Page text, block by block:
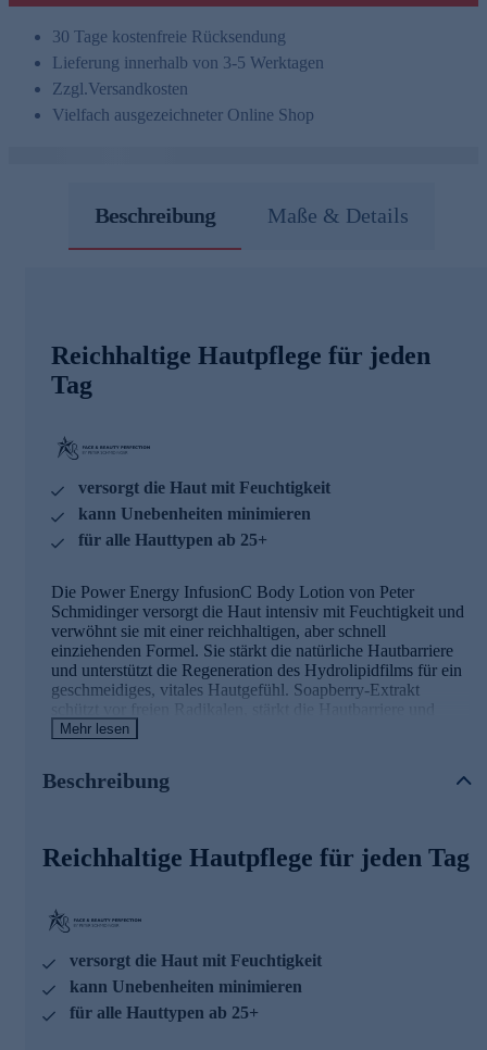
30 Tage kostenfreie Rücksendung
Lieferung innerhalb von 3-5 Werktagen
Zzgl.Versandkosten
Vielfach ausgezeichneter Online Shop
Beschreibung Maße & Details
Reichhaltige Hautpflege für jeden
Tag
versorgt die Haut mit Feuchtigkeit
kann Unebenheiten minimieren
für alle Hauttypen ab 25+
Die Power Energy InfusionC Body Lotion von Peter
Schmidinger versorgt die Haut intensiv mit Feuchtigkeit und
verwöhnt sie mit einer reichhaltigen, aber schnell
einziehenden Formel. Sie stärkt die natürliche Hautbarriere
und unterstützt die Regeneration des Hydrolipidfilms für ein
geschmeidiges, vitales Hautgefühl. Soapberry-Extrakt
schützt vor freien Radikalen, stärkt die Hautbarriere und
bewahrt die Haut vor Umwelteinflüssen. Die sanfte Massage
POWER INFUSION COMPLEX
• kann wie ein Energiebooster & Zellaktivator wirken
TARABAUM-EXTRAKT
• reduziert merklich die Schuppenbildung
• erhöht merklich die Hautfeuchtigkeit
Jetzt online bestellen und täglich verwenden.
Mehr lesen
Beschreibung
Reichhaltige Hautpflege für jeden Tag
versorgt die Haut mit Feuchtigkeit
kann Unebenheiten minimieren
für alle Hauttypen ab 25+